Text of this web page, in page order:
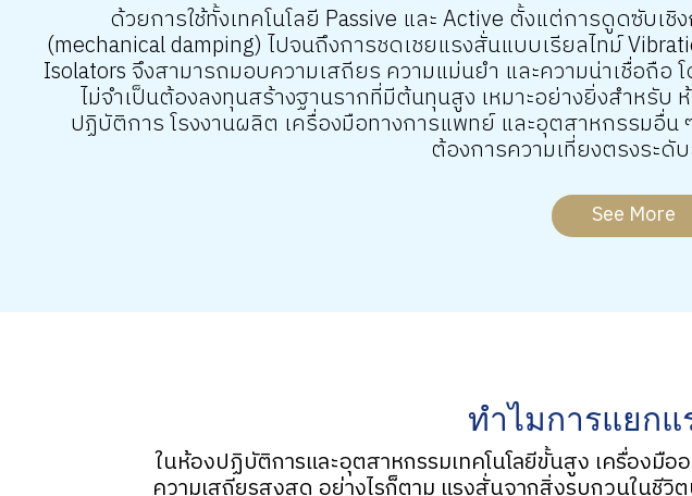
ด้วยการใช้ทั้งเทคโนโลยี Passive และ Active ตั้งแต่การดูดซับเชิ
(mechanical damping) ไปจนถึงการชดเชยแรงสั่นแบบเรียลไทม์
Isolators จึงสามารถมอบความเสถียร ความแม่นยำ และความน่าเชื่อถือ
ไม่จำเป็นต้องลงทุนสร้างฐานรากที่มีต้นทุนสูง เหมาะอย่างยิ่งสำหรับ
ปฏิบัติการ โรงงานผลิต เครื่องมือทางการแพทย์ และอุตสาหกรรมอื่น
ต้องการความเที่ยงตรงระดั
See More
ทำไมการแยก
ในห้องปฏิบัติการและอุตสาหกรรมเทคโนโลยีขั้นสูง เครื่อง
ความเสถียรสูงสุด อย่างไรก็ตาม แรงสั่นจากสิ่งรบกวนในชีวิ